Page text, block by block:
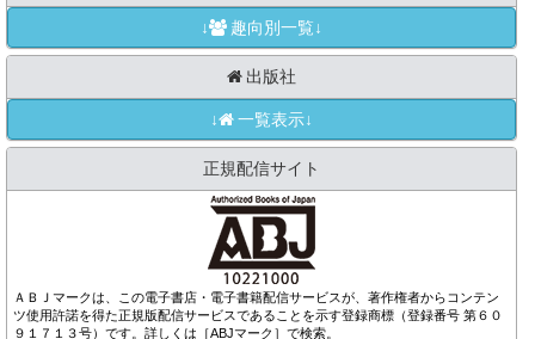
↓ 趣向別一覧↓
出版社
↓ 一覧表示↓
正規配信サイト
ＡＢＪマークは、この電子書店・電子書籍配信サービスが、著作権者からコンテン
ツ使用許諾を得た正規版配信サービスであることを示す登録商標（登録番号 第６０
９１７１３号）です。詳しくは［ABJマーク］で検索。